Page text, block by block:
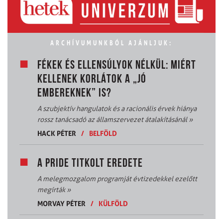
ARCHÍVUMUNKBÓL AJÁNLJUK:
FÉKEK ÉS ELLENSÚLYOK NÉLKÜL: MIÉRT
KELLENEK KORLÁTOK A „JÓ
EMBEREKNEK” IS?
A szubjektív hangulatok és a racionális érvek hiánya
rossz tanácsadó az államszervezet átalakításánál»
HACK PÉTER
/ BELFÖLD
A PRIDE TITKOLT EREDETE
A melegmozgalom programját évtizedekkel ezelőtt
megírták»
MORVAY PÉTER
/ KÜLFÖLD